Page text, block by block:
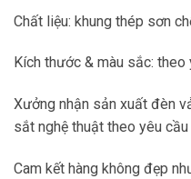
Chất liệu: khung thép sơn
Kích thước & màu sắc: theo
Xưởng nhận sản xuất đèn
sắt nghệ thuật theo yêu cầu
Cam kết hàng không đẹp